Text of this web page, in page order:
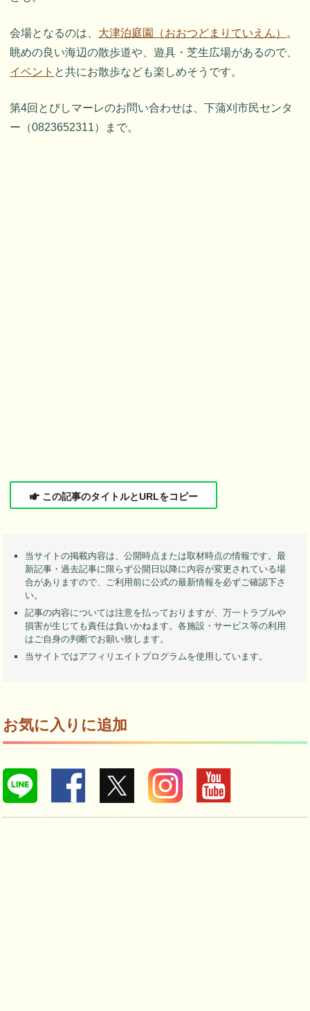
会場となるのは、 大津泊庭園（おおつどまりていえん） 。
眺めの良い海辺の散歩道や、遊具・芝生広場があるので、
イベント と共にお散歩なども楽しめそうです。
第4回とびしマーレのお問い合わせは、下蒲刈市民センタ
ー（0823652311）まで。
この記事のタイトルとURLをコピー
当サイトの掲載内容は、公開時点または取材時点の情報です。最
新記事・過去記事に限らず公開日以降に内容が変更されている場
合がありますので、ご利用前に公式の最新情報を必ずご確認下さ
い。
記事の内容については注意を払っておりますが、万一トラブルや
損害が生じても責任は負いかねます。各施設・サービス等の利用
はご自身の判断でお願い致します。
当サイトではアフィリエイトプログラムを使用しています。
お気に入りに追加